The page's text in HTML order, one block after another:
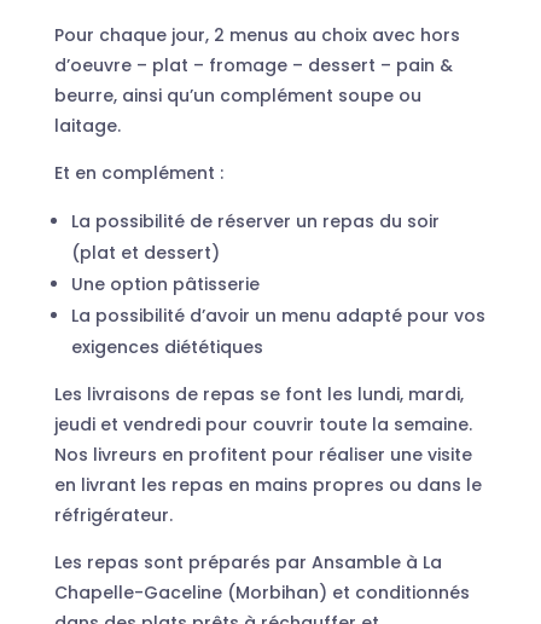
Pour chaque jour, 2 menus au choix avec hors
d’oeuvre – plat – fromage – dessert – pain &
beurre, ainsi qu’un complément soupe ou
laitage.
Et en complément :
La possibilité de réserver un repas du soir
(plat et dessert)
Une option pâtisserie
La possibilité d’avoir un menu adapté pour vos
exigences diététiques
Les livraisons de repas se font les lundi, mardi,
jeudi et vendredi pour couvrir toute la semaine.
Nos livreurs en profitent pour réaliser une visite
en livrant les repas en mains propres ou dans le
réfrigérateur.
Les repas sont préparés par Ansamble à La
Chapelle-Gaceline (Morbihan) et conditionnés